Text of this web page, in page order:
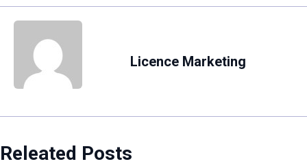
Licence Marketing
Releated Posts